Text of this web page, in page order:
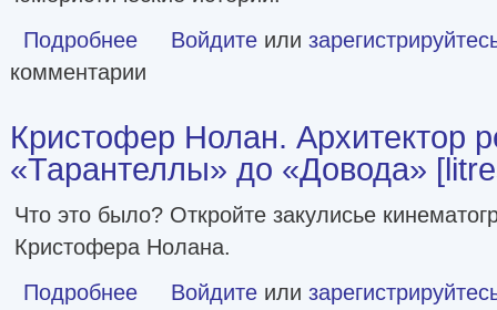
Подробнее о Райские сады кинематографа [litres]
Войдите или
комментарии
Кристофер Нолан. Архитектор
«Тарантеллы» до «Довода»
Что это было? Откройте закулисье
Кристофера Нолана.
Подробнее о Кристофер Нолан. Архитектор реальности. От
Войдите или